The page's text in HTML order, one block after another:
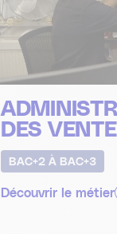
DES
BAC+2 À BAC+3
Découvrir le métier